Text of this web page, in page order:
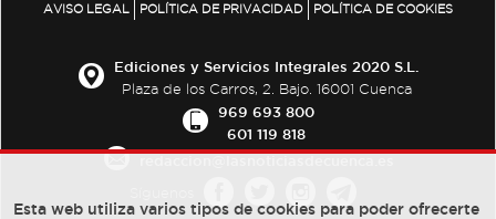
AVISO LEGAL POLÍTICA DE PRIVACIDAD POLÍTICA DE COOKIES
Ediciones y Servicios Integrales 2020 S.L.
Plaza de los Carros, 2. Bajo. 16001 Cuenca
969 693 800
601 119 818
Esta web utiliza varios tipos de cookies para poder ofrecerte